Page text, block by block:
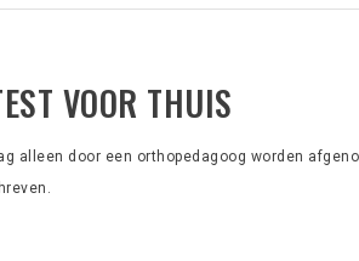
VOOR THUIS
alleen door een orthopedagoog worden